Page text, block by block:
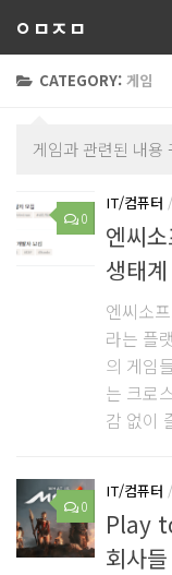
ㅇㅁㅈㅁ
CATEGORY:게임
게임과 관련된 내용
0
IT/컴퓨터 /
엔씨
생태
엔씨소
라는 플
의 게임
는 크로
감 없이
0
IT/컴퓨터 /
Play
회사들